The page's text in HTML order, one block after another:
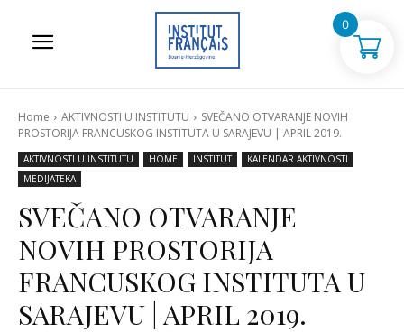
Home AKTIVNOSTI U INSTITUTU
SVEČANO OTVARANJE NOVIH
PROSTORIJA FRANCUSKOG INSTITUTA U SARAJEVU | APRIL 2019.
AKTIVNOSTI U INSTITUTU HOME INSTITUT
KALENDAR AKTIVNOSTI
MEDIJATEKA
SVEČANO OTVARANJE
NOVIH PROSTORIJA
FRANCUSKOG INSTITUTA U
SARAJEVU | APRIL 2019.
0